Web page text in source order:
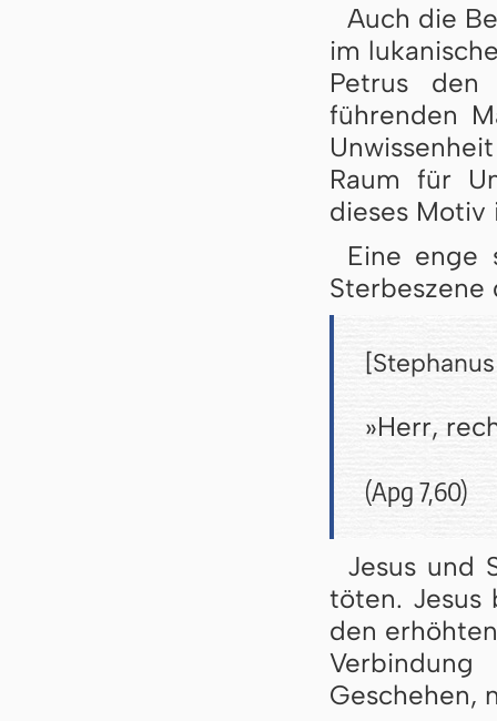
Auch die
im
Petrus
führenden
Raum für
dieses Motiv
Eine enge
Sterbeszene
»Herr,
(Apg 7,60)
Jesus und
töten. Jesus
den
Geschehen,